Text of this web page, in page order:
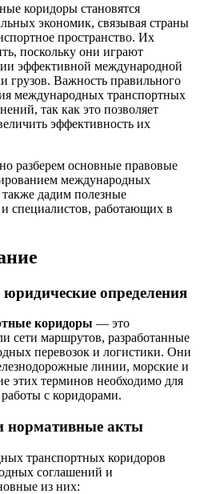
экономик, связывая страны
пространство. Их
поскольку они играют
эффективной международной
грузов. Важность правильного
международных транспортных
так как это позволяет
эффективность их
разберем основные правовые
международных
дадим полезные
специалистов, работающих в
определения
коридоры — это
сети маршрутов, разработанные
перевозок и логистики. Они
линии, морские и
этих терминов необходимо для
с коридорами.
нормативные акты
транспортных коридоров
соглашений и
из них: